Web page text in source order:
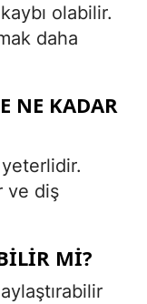
olabilir.
daha
NE KADAR
ve diş
MI?